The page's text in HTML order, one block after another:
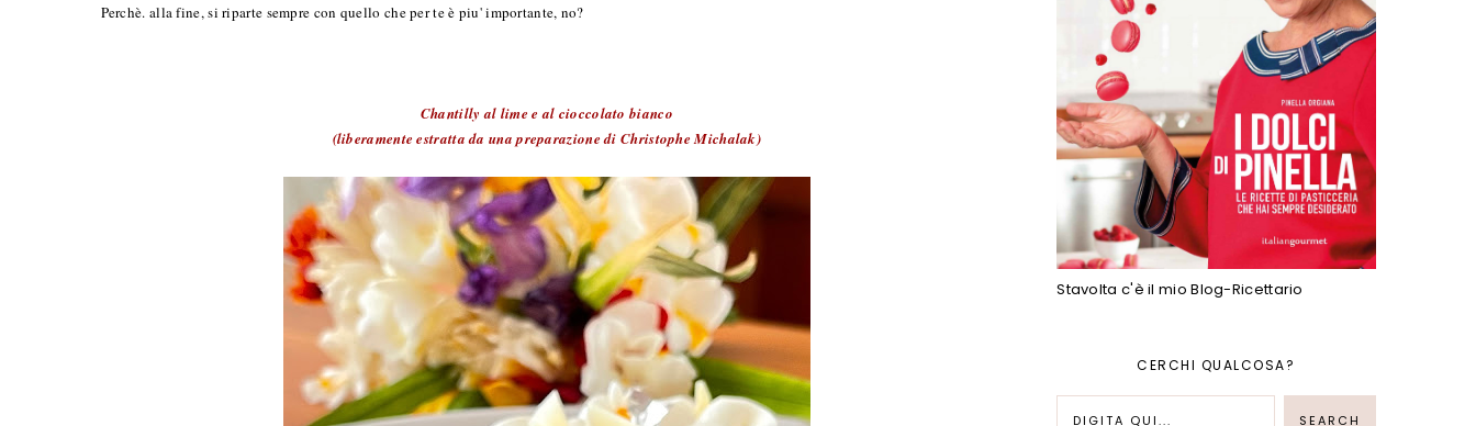
Perchè. alla fine, si riparte sempre con quello che per te è piu' importante, no?
Chantilly al lime e al cioccolato bianco
(liberamente estratta da una preparazione di Christophe Michalak)
Stavolta c'è il mio Blog-Ricettario
CERCHI QUALCOSA?